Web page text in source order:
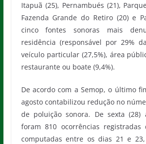
Itapuã (25), Pernambués (21),
Fazenda Grande do Retiro (20) e
cinco fontes sonoras mais
residência (responsável por 29%
veículo particular (27,5%), área
restaurante ou boate (9,4%).
De acordo com a Semop, o último
agosto contabilizou redução no
de poluição sonora. De sexta (28)
foram 810 ocorrências registradas
computadas entre os dias 21 e